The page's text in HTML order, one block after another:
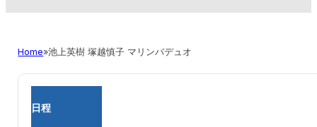
Home 池上英樹 塚越慎子 マリンバデュオ
日程